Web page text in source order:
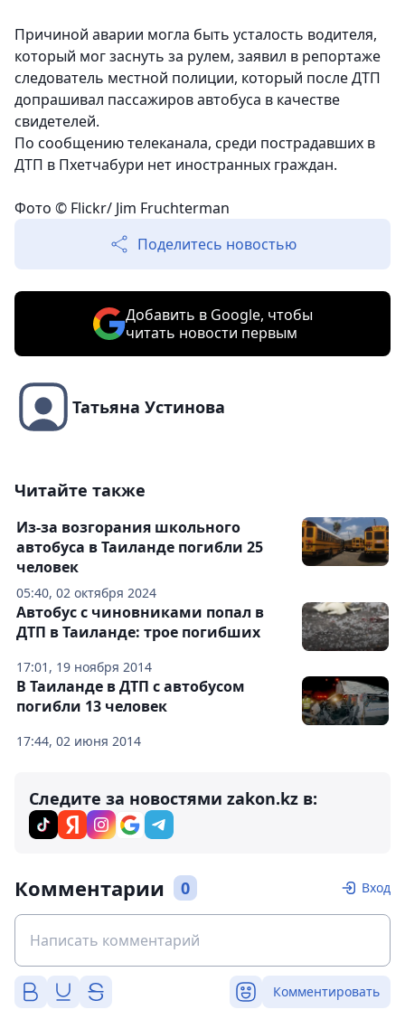
Причиной аварии могла быть усталость водителя,
который мог заснуть за рулем, заявил в репортаже
следователь местной полиции, который после ДТП
допрашивал пассажиров автобуса в качестве
свидетелей.
По сообщению телеканала, среди пострадавших в
ДТП в Пхетчабури нет иностранных граждан.
Фото © Flickr/ Jim Fruchterman
Поделитесь новостью
Добавить в Google, чтобы
читать новости первым
Татьяна Устинова
Читайте также
05:40, 02 октября 2024
Из-за возгорания школьного
автобуса в Таиланде погибли 25
человек
17:01, 19 ноября 2014
Автобус с чиновниками попал в
ДТП в Таиланде: трое погибших
17:44, 02 июня 2014
В Таиланде в ДТП с автобусом
погибли 13 человек
Следите за новостями zakon.kz в:
Комментарии 0 Вход
Комментировать